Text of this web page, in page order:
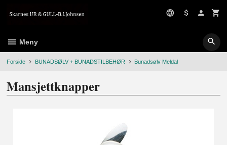
Meny
Forside BUNADSØLV + BUNADSTILBEHØR Bunadsølv Meldal
Mansjettknapper